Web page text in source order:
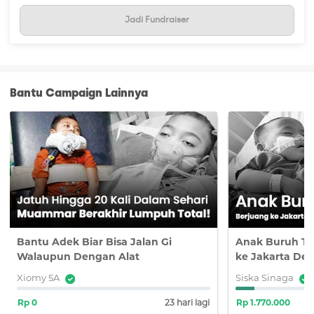
Semoga Allah SWT membalas setiap kebaikan #TemanBaik
Jadi Fundraiser
Bantu Campaign Lainnya
Bantu Adek Biar Bisa Jalan Gi
Walaupun Dengan Alat
Xiomy 5A
Rp 0 23 hari lagi
Anak Buruh
ke Jakarta
Jantung
Siska Sinaga
Rp 1.770.000